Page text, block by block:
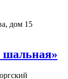
дом 15
шальная»